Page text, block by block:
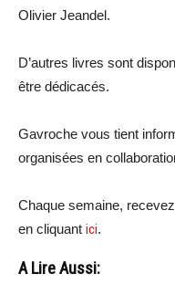
Olivier Jeandel.
D’autres livres sont
être dédicacés.
Gavroche vous tient
organisées en
Chaque semaine,
en cliquant ici.
A Lire Aussi: